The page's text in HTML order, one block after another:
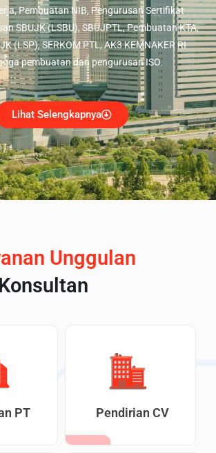
Pembuatan NIB, Pengurusan Sertifikat
SBUJK (LSBU), SBUJPTL, Pembuatan KTA,
(LSP), SERKOM PTL, AK3 KEMNAKER RI
pembuatan dan pengurusan ISO.
Lihat Selengkapnya
Unggulan
PT Pendirian CV